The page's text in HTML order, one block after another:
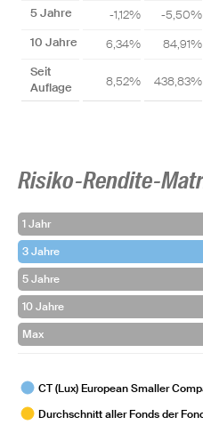
5 Jahre
-1,12% -5,50%
10 Jahre
6,34% 84,91%
Seit
Auflage
8,52% 438,83%
Risiko-Rendite-
1 Jahr
3 Jahre
5 Jahre
10 Jahre
Max
CT (Lux) European Smaller
Durchschnitt aller Fonds der